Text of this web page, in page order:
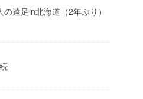
遠足in北海道（2年ぶり）